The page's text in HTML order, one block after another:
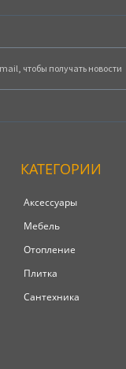
КАТЕГОРИИ
Аксессуары
Мебель
Отопление
Плитка
Сантехника